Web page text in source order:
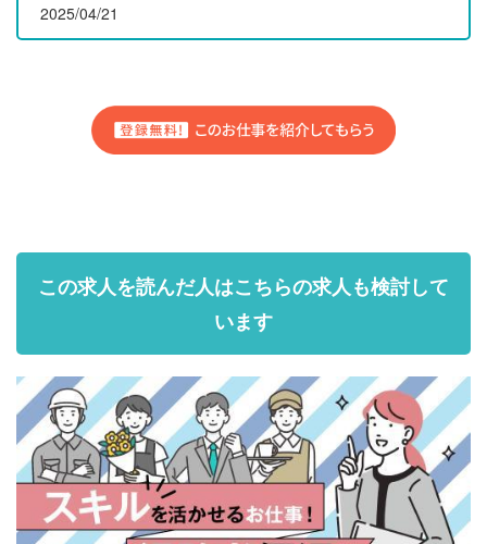
2025/04/21
この求人を読んだ人はこちらの求人も検討して
います